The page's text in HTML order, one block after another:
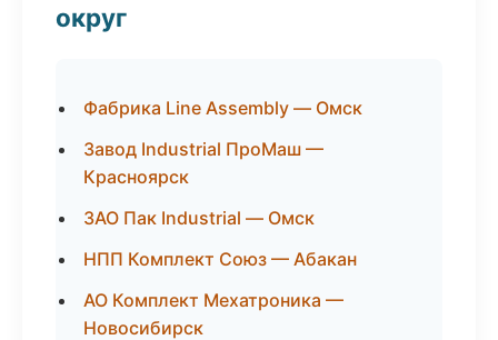
округ
Фабрика Line Assembly — Омск
Завод Industrial ПроМаш —
Красноярск
ЗАО Пак Industrial — Омск
НПП Комплект Союз — Абакан
АО Комплект Мехатроника —
Новосибирск